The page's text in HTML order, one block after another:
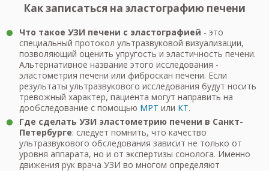
Как записаться на эластографию печени
Что такое УЗИ печени с эластографией - это
специальный протокол ультразвуковой визуализации,
позволяющий оценить упругость и эластичность печени.
Альтернативное название этого исследования -
эластометрия печени или фиброскан печени. Если
результаты ультразвукового исследования будут носить
тревожный характер, пациента могут направить на
дообследование с помощью МРТ или КТ.
Где сделать УЗИ эластометрию печени в Санкт-
Петербурге: следует помнить, что качество
ультразвукового обследования зависит не только от
уровня аппарата, но и от экспертизы сонолога. Именно
движения рук врача УЗИ во многом определяют